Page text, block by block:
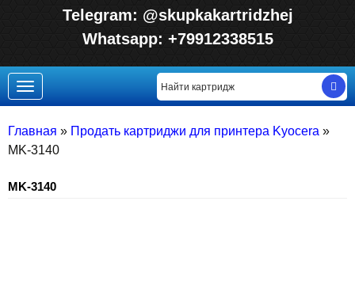
Telegram: @skupkakartridzhej
Whatsapp: +79912338515
Toggle
navigation
Главная » Продать картриджи для принтера Kyocera »
MK-3140
MK-3140